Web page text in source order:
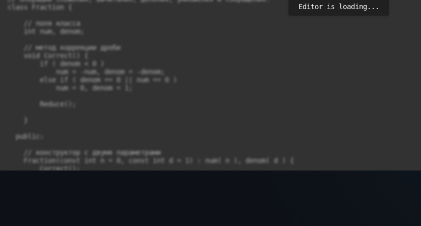
class Fraction {
    // поля класса
    int num, denom;
    // метод коррекции дроби
    void Correct() {
        if ( denom < 0 )
            num = -num, denom = -denom;
        else if ( denom == 0 || num == 0 )
            num = 0, denom = 1;
        Reduce();
  public:
    // конструктор с двумя параметрами
    Fraction(const int n = 0, const int d = 1) : num( n ), denom( d ) {
        Correct();
Editor is loading...